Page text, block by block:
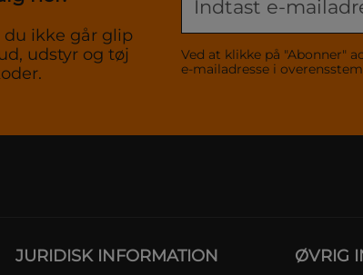
du ikke går glip
udstyr og tøj
Ved at klikke på "Abonner"
e-mailadresse i
JURIDISK INFORMATION ØVRIG